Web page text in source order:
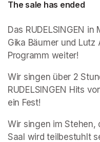
The sale has ended
Das RUDELSINGEN
Gika Bäumer und
Programm weiter!
Wir singen über 2
RUDELSINGEN Hits
ein Fest!
Wir singen im Stehen,
Saal wird teilbestuhlt